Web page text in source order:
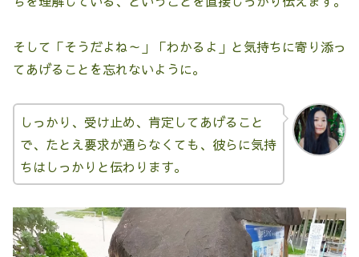
そして「そうだよね～」「わかるよ」と気持ちに寄り添っ
てあげることを忘れないように。
しっかり、受け止め、肯定してあげること
で、たとえ要求が通らなくても、彼らに気持
ちはしっかりと伝わります。